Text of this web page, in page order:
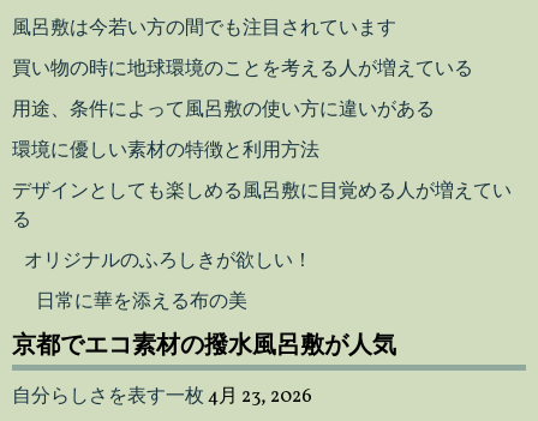
風呂敷は今若い方の間でも注目されています
買い物の時に地球環境のことを考える人が増えている
用途、条件によって風呂敷の使い方に違いがある
環境に優しい素材の特徴と利用方法
デザインとしても楽しめる風呂敷に目覚める人が増えてい
る
オリジナルのふろしきが欲しい！
日常に華を添える布の美
京都でエコ素材の撥水風呂敷が人気
自分らしさを表す一枚4月 23, 2026